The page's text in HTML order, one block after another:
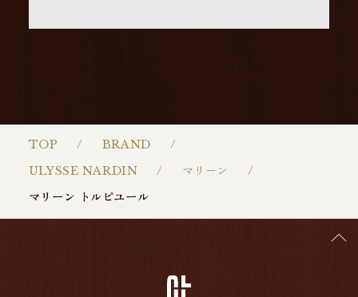
TOP
BRAND
ULYSSE NARDIN
マリーン
マリーン トルピユール